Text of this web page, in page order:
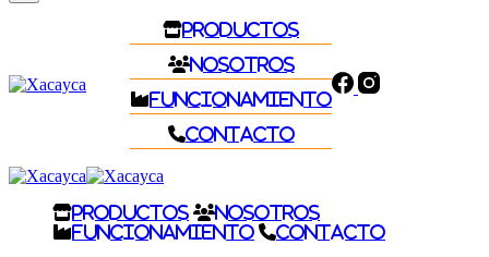
Productos
Nosotros
Funcionamiento
Contacto
Productos
Nosotros
Funcionamiento
Contacto